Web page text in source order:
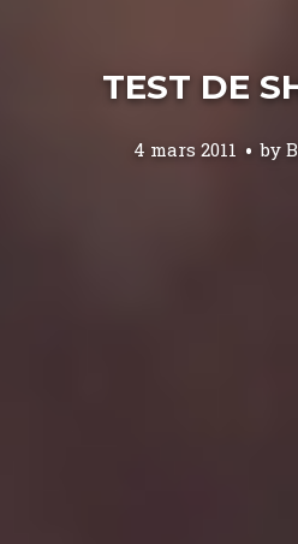
TEST DE
4 mars 2011 by